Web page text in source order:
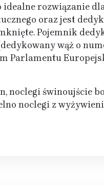
idealne rozwiązanie
oraz jest
Pojemnik
wąż o
Parlamentu
noclegi świnoujście
noclegi z